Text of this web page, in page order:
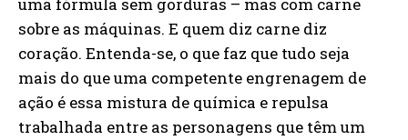
sobre as máquinas. E quem diz carne diz
coração. Entenda-se, o que faz que tudo seja
mais do que uma competente engrenagem de
ação é essa mistura de química e repulsa
trabalhada entre as personagens que têm um